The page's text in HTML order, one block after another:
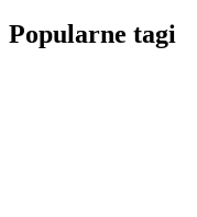
Popularne tagi